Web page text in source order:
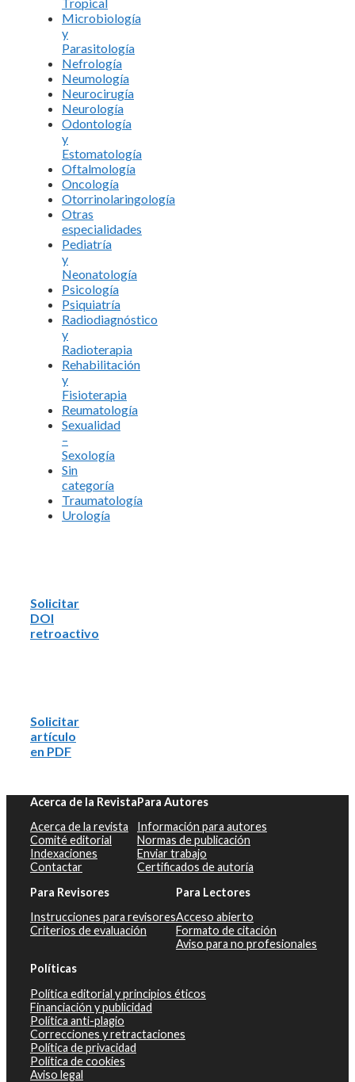
Microbiología
y
Parasitología
Nefrología
Neumología
Neurocirugía
Neurología
Odontología
y
Estomatología
Oftalmología
Oncología
Otorrinolaringología
Otras
especialidades
Pediatría
y
Neonatología
Psicología
Psiquiatría
Radiodiagnóstico
y
Radioterapia
Rehabilitación
y
Fisioterapia
Reumatología
Sexualidad
–
Sexología
Sin
categoría
Traumatología
Urología
Solicitar
DOI
retroactivo
Solicitar
artículo
en PDF
Acerca de la Revista
Acerca de la revista
Comité editorial
Indexaciones
Contactar
Para Autores
Información para autores
Normas de publicación
Enviar trabajo
Certificados de autoría
Para Revisores
Instrucciones para revisores
Criterios de evaluación
Para Lectores
Acceso abierto
Formato de citación
Aviso para no profesionales
Políticas
Política editorial y principios éticos
Financiación y publicidad
Política anti-plagio
Correcciones y retractaciones
Política de privacidad
Política de cookies
Aviso legal